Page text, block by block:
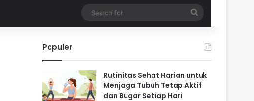
for
Populer
Rutinitas Sehat Harian untuk
Menjaga Tubuh Tetap Aktif
dan Bugar Setiap Hari